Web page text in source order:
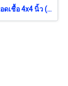
ผ้าก๊อซพับปลอดเชื้อ 4x4 นิ้ว (5ชิ้น/ซอง) (Thai Gauze)